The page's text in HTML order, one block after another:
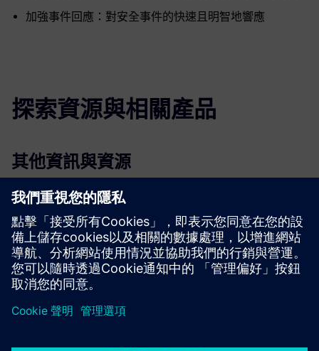
加強事件回應：對安全事件的快速且明智地響應
探索資源與相關產品
其他資訊與資源
Deuser | 主頁
先決條件
通過 SINEMA RC 集成